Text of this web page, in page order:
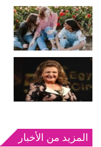
المزيد من الأخبار